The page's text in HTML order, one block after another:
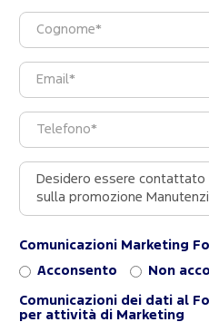
Comunicazioni Marketing
Acconsento Non
Comunicazioni dei dati al
per attività di Marketing